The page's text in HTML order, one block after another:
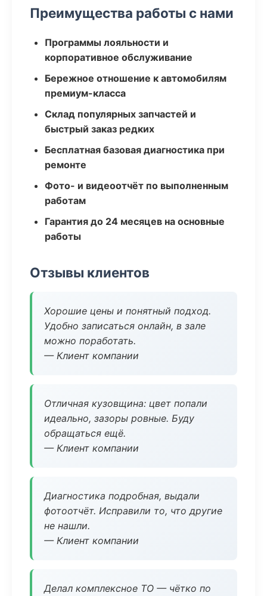
Преимущества работы с нами
Программы лояльности и
корпоративное обслуживание
Бережное отношение к автомобилям
премиум-класса
Склад популярных запчастей и
быстрый заказ редких
Бесплатная базовая диагностика при
ремонте
Фото- и видеоотчёт по выполненным
работам
Гарантия до 24 месяцев на основные
работы
Отзывы клиентов
Хорошие цены и понятный подход.
Удобно записаться онлайн, в зале
можно поработать.
— Клиент компании
Отличная кузовщина: цвет попали
идеально, зазоры ровные. Буду
обращаться ещё.
— Клиент компании
Диагностика подробная, выдали
фотоотчёт. Исправили то, что другие
не нашли.
— Клиент компании
Делал комплексное ТО — чётко по